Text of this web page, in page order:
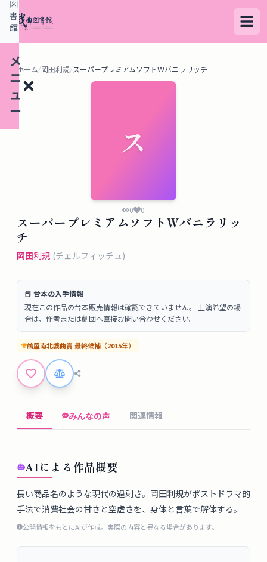
メ
ニ
ュ
ー
デ
ー
ー
ス
掲
示
板
ツ
ー
ブ
ロ
グ
概
図
書
館
ホーム/岡田利規/スーパープレミアムソフトＷバニラリッチ
ス
0 0
スーパープレミアムソフトＷバニラリッ
チ
岡田利規 (チェルフィッチュ)
📕 台本の入手情報
現在この作品の台本販売情報は確認できていません。 上演希望の場
合は、作者または劇団へ直接お問い合わせください。
鶴屋南北戯曲賞 最終候補 （2015年）
概要 みんなの声 関連情報
AIによる作品概要
長い商品名のような現代の過剰さ。岡田利規がポストドラマ的
手法で消費社会の甘さと空虚さを、身体と言葉で解体する。
公開情報をもとにAIが作成。実際の内容と異なる場合があります。